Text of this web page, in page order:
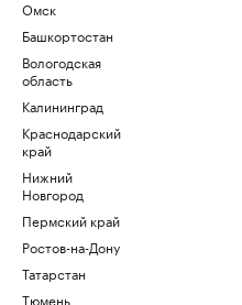
Омск
Башкортостан
Вологодская
область
Калининград
Краснодарский
край
Нижний
Новгород
Пермский край
Ростов-на-Дону
Татарстан
Тюмень